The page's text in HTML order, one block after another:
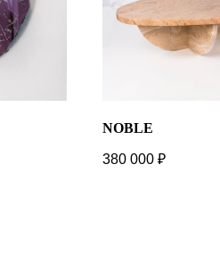
NOBLE
380 000 ₽